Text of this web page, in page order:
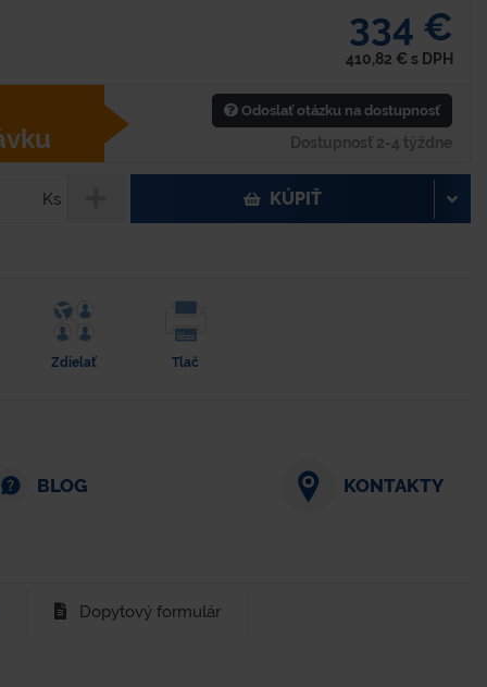
334 €
410,82 € s DPH
Odoslať otázku na dostupnosť
Dostupnosť 2-4 týždne
Ks KÚPIŤ
Zdielať Tlač
BLOG KONTAKTY
Dopytový formulár